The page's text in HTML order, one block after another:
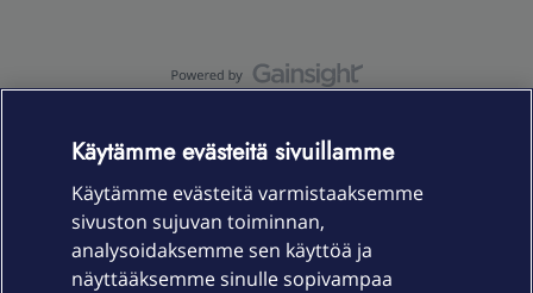
Laitteet & liittymät
Käytämme evästeitä sivuillamme
Käytämme evästeitä varmistaaksemme
sivuston sujuvan toiminnan,
analysoidaksemme sen käyttöä ja
näyttääksemme sinulle sopivampaa